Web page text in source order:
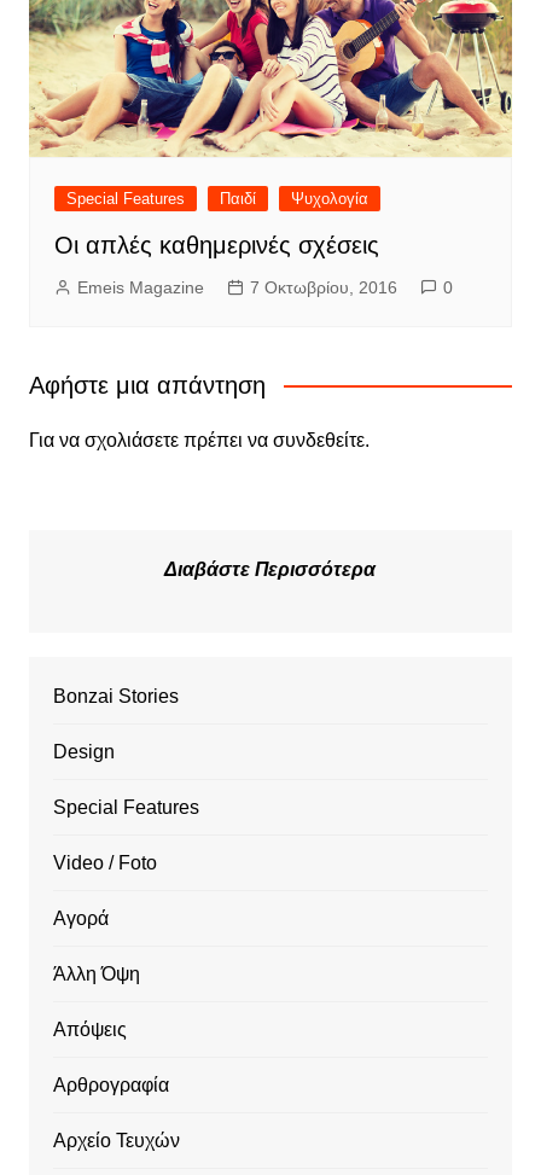
Special Features Παιδί Ψυχολογία
Οι απλές καθημερινές σχέσεις
Emeis Magazine 7 Οκτωβρίου, 2016 0
Αφήστε μια απάντηση
Για να σχολιάσετε πρέπει να συνδεθείτε.
Διαβάστε Περισσότερα
Bonzai Stories
Design
Special Features
Video / Foto
Αγορά
Άλλη Όψη
Απόψεις
Αρθρογραφία
Αρχείο Τευχών